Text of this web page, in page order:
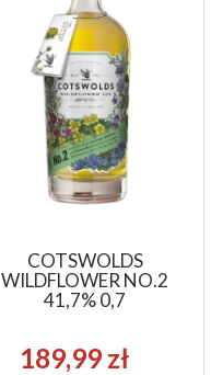
COTSWOLDS
WILDFLOWER NO.2
41,7% 0,7
189,99 zł